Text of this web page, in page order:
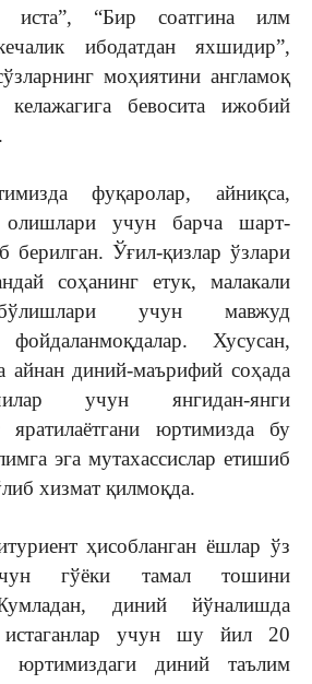
иста”, “Бир соатгина илм
ибодатдан яхшидир”,
моҳиятини англамоқ
бевосита ижобий
фуқаролар, айниқса,
учун барча шарт-
берилган. Ўғил-қизлар ўзлари
соҳанинг етук, малакали
учун мавжуд
фойдаланмоқдалар. Хусусан,
айнан диний-маърифий соҳада
учун янгидан-янги
яратилаётгани юртимизда бу
эга мутахассислар етишиб
хизмат қилмоқда.
ҳисобланган ёшлар ўз
гўёки тамал тошини
диний йўналишда
учун шу йил 20
диний таълим